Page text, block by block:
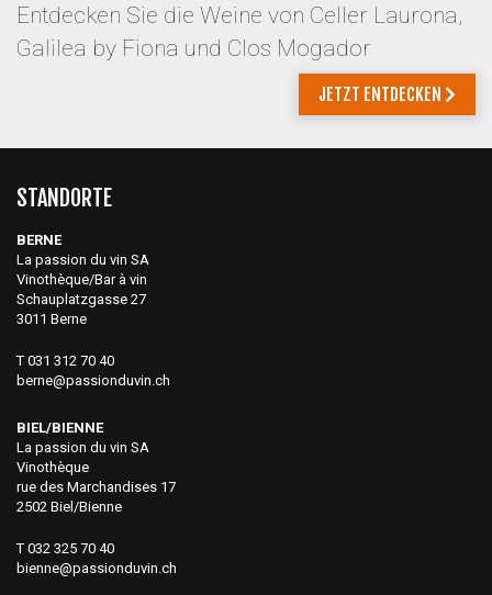
Entdecken Sie die Weine von Celler Laurona,
Galilea by Fiona und Clos Mogador
JETZT ENTDECKEN
STANDORTE
BERNE
La passion du vin SA
Vinothèque/Bar à vin
Schauplatzgasse 27
3011 Berne
T 031 312 70 40
berne@passionduvin.ch
BIEL/BIENNE
La passion du vin SA
Vinothèque
rue des Marchandises 17
2502 Biel/Bienne
T 032 325 70 40
bienne@passionduvin.ch